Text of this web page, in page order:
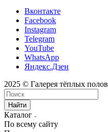
Вконтакте
Facebook
Instagram
Telegram
YouTube
WhatsApp
Яндекс.Дзен
2025 © Галерея тёплых полов
Найти
Каталог
По всему сайту